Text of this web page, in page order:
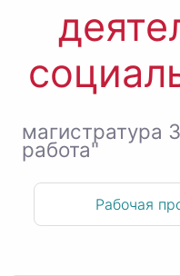
магистратура
работа"
Рабочая